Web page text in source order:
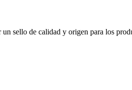
sello de calidad y origen para los